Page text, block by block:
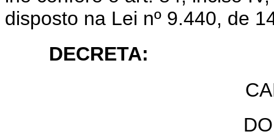
disposto na Lei nº 9.440, de
DECRETA: